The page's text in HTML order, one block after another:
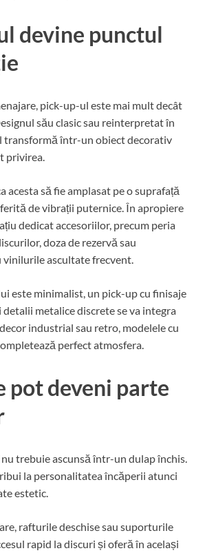
devine punctul
pick-up-ul este mai mult decât
său clasic sau reinterpretat în
transformă într-un obiect decorativ
privirea.
acesta să fie amplasat pe o suprafață
de vibrații puternice. În apropiere
dedicat accesoriilor, precum peria
doza de rezervă sau
ascultate frecvent.
este minimalist, un pick-up cu finisaje
metalice discrete se va integra
industrial sau retro, modelele cu
perfect atmosfera.
deveni parte
trebuie ascunsă într-un dulap închis.
la personalitatea încăperii atunci
estetic.
rafturile deschise sau suporturile
rapid la discuri și oferă în același